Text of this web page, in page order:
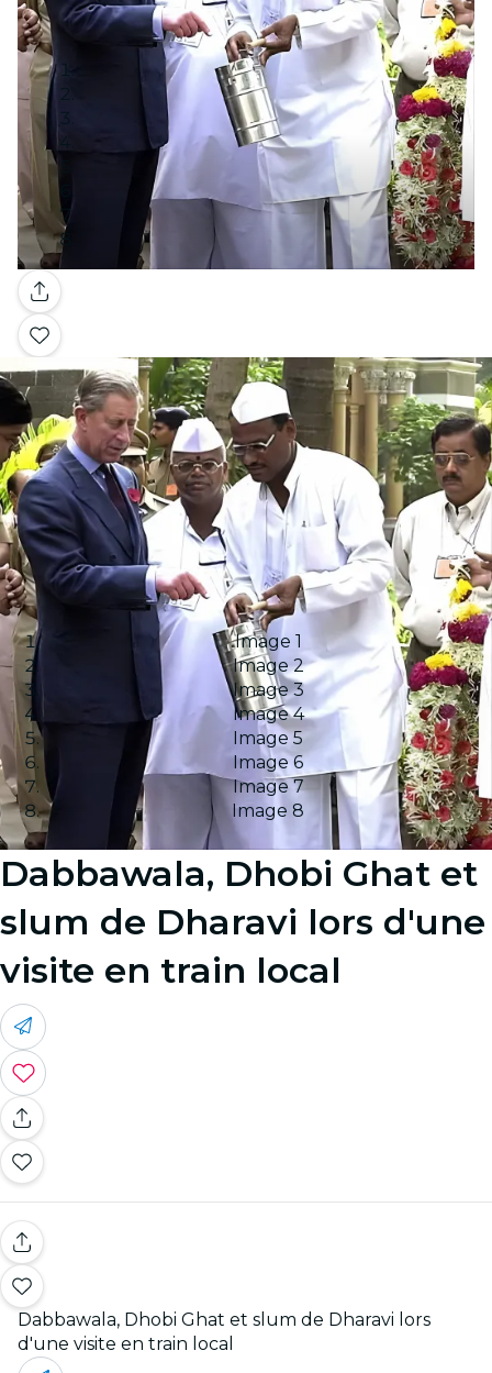
Galerie
Image 1
Image 2
Image 3
Image 4
Image 5
Image 6
Image 7
Image 8
Dabbawala, Dhobi Ghat et
slum de Dharavi lors d'une
visite en train local
Dabbawala, Dhobi Ghat et slum de Dharavi lors
d'une visite en train local